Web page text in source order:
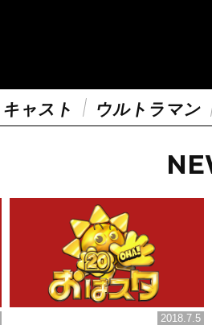
キャスト ウルトラマン
2018.7.5